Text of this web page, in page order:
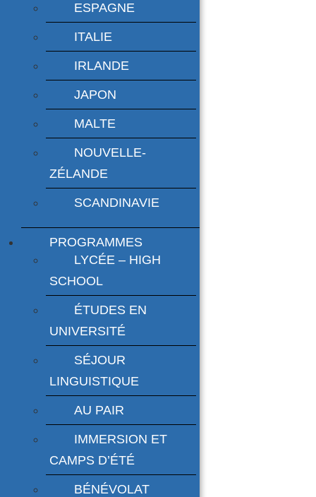
ESPAGNE
ITALIE
IRLANDE
JAPON
MALTE
NOUVELLE-
ZÉLANDE
SCANDINAVIE
PROGRAMMES
LYCÉE – HIGH
SCHOOL
ÉTUDES EN
UNIVERSITÉ
SÉJOUR
LINGUISTIQUE
AU PAIR
IMMERSION ET
CAMPS D’ÉTÉ
BÉNÉVOLAT